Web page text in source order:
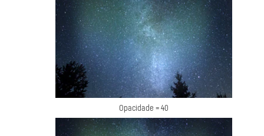
Opacidade = 40